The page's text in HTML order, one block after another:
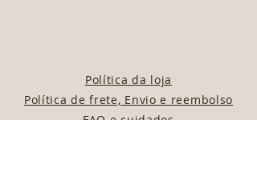
Política da loja
Política de frete, Envio e reembolso
FAQ e cuidados